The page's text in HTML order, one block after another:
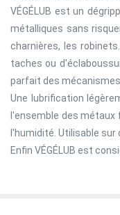
VÉGÉLUB est un
métalliques sans
charnières, les
taches ou
parfait des
Une lubrification
l'ensemble des métaux
l'humidité. Utilisable sur
Enfin VÉGÉLUB est